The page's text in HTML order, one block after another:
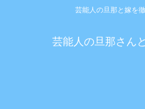
芸能人の旦那と嫁を
芸能人の旦那さん